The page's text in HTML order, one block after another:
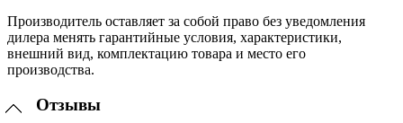
Производитель оставляет за собой право без уведомления
дилера менять гарантийные условия, характеристики,
внешний вид, комплектацию товара и место его
производства.
Отзывы